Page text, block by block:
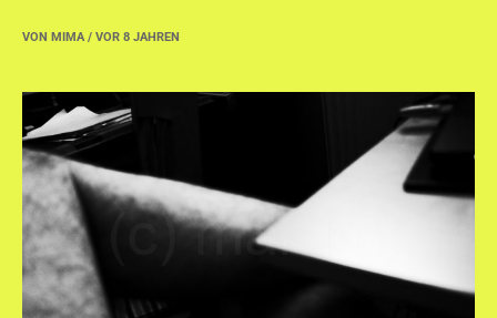
VON MIMA/ VOR 8 JAHREN